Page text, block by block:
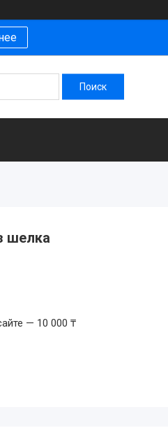
шелка
— 10 000 ₸